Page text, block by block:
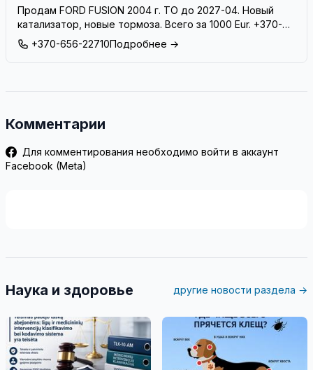
Продам FORD FUSION 2004 г. ТО до 2027-04. Новый
катализатор, новые тормоза. Всего за 1000 Eur. +370-
656-22710
+370-656-22710Подробнее →
Комментарии
Для комментирования необходимо войти в аккаунт
Facebook (Meta)
Наука и здоровье другие новости раздела →